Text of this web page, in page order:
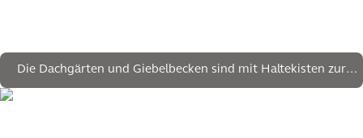
Die Dachgärten und Giebelbecken sind mit Haltekisten zur
Wasseraufbewahrung ausgestattet